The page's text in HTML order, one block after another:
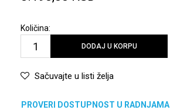
Količina:
DODAJ U KORPU
Sačuvajte u listi želja
PROVERI DOSTUPNOST U RADNJAMA